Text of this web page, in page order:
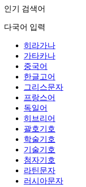
인기 검색어
다국어 입력
히라가나
가타카나
중국어
한글고어
그리스문자
프랑스어
독일어
히브리어
괄호기호
학술기호
기술기호
첨자기호
라틴문자
러시아문자